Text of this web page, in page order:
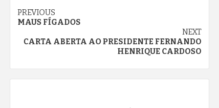
Continue
PREVIOUS
MAUS FÍGADOS
NEXT
CARTA ABERTA AO PRESIDENTE FERNANDO
HENRIQUE CARDOSO